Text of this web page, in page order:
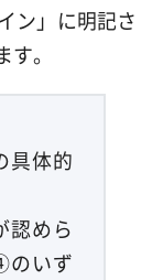
ン」に明記さ
。
具体的
認めら
いず